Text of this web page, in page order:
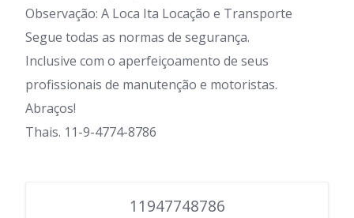
Observação: A Loca Ita Locação e Transporte
Segue todas as normas de segurança.
Inclusive com o aperfeiçoamento de seus
profissionais de manutenção e motoristas.
Abraços!
Thais. 11-9-4774-8786
11947748786